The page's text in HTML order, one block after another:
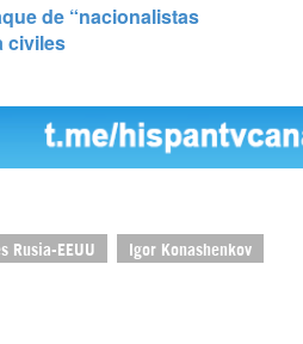
de “nacionalistas
civiles
Rusia-EEUU Igor Konashenkov